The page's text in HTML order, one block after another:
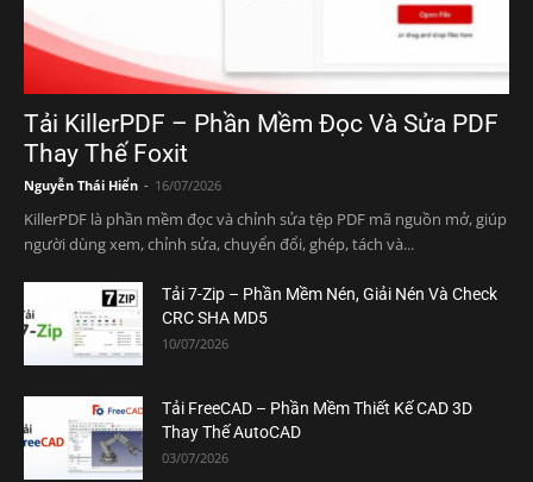
Tải KillerPDF – Phần Mềm Đọc Và Sửa PDF
Thay Thế Foxit
Nguyễn Thái Hiển - 16/07/2026
KillerPDF là phần mềm đọc và chỉnh sửa tệp PDF mã nguồn mở, giúp
người dùng xem, chỉnh sửa, chuyển đổi, ghép, tách và...
Tải 7-Zip – Phần Mềm Nén, Giải Nén Và Check
CRC SHA MD5
10/07/2026
Tải FreeCAD – Phần Mềm Thiết Kế CAD 3D
Thay Thế AutoCAD
03/07/2026